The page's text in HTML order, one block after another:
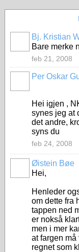
Bj. Kristian
Bare merke
feb 21, 2008
Per Oskar
Hei igjen ,
synes jeg at
det andre,
syns du
feb 24, 2008
Øistein Bøe
Hei,
Henleder
om dette fra
tappen ned
er nokså
men i mer
at fargen
regnet som